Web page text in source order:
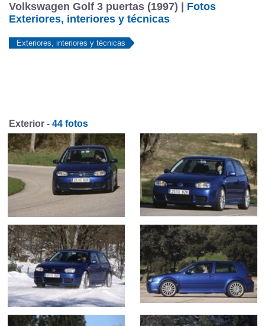
Volkswagen Golf 3 puertas (1997) | Fotos
Exteriores, interiores y técnicas
Exteriores, interiores y técnicas
Exterior - 44 fotos